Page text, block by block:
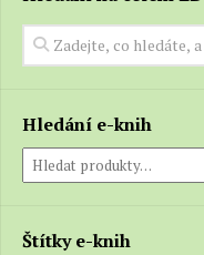
Hledání e-knih
Štítky e-knih